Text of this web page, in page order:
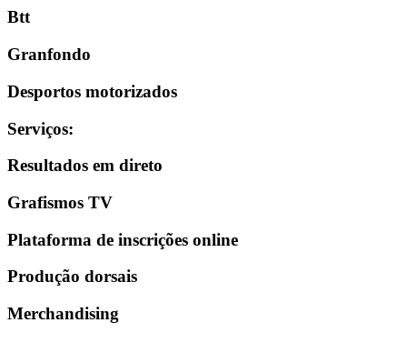
Btt
Granfondo
Desportos motorizados
Serviços:
Resultados em direto
Grafismos TV
Plataforma de inscrições online
Produção dorsais
Merchandising